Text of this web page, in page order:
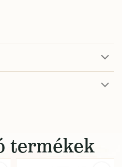
termékek